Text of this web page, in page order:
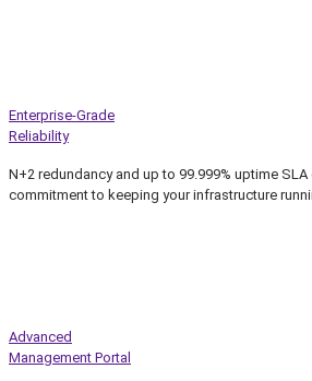
Enterprise-Grade
Reliability
N+2 redundancy and up to 99.999% uptime
commitment to keeping your infrastructure
Advanced
Management Portal